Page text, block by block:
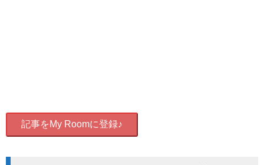
記事をMy Roomに登録♪